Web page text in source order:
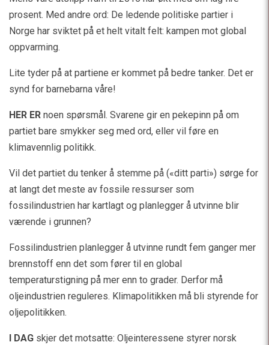
prosent. Med andre ord: De ledende politiske partier i
Norge har sviktet på et helt vitalt felt: kampen mot global
oppvarming.
Lite tyder på at partiene er kommet på bedre tanker. Det er
synd for barnebarna våre!
HER ER noen spørsmål. Svarene gir en pekepinn på om
partiet bare smykker seg med ord, eller vil føre en
klimavennlig politikk.
Vil det partiet du tenker å stemme på («ditt parti») sørge for
at langt det meste av fossile ressurser som
fossilindustrien har kartlagt og planlegger å utvinne blir
værende i grunnen?
Fossilindustrien planlegger å utvinne rundt fem ganger mer
brennstoff enn det som fører til en global
temperaturstigning på mer enn to grader. Derfor må
oljeindustrien reguleres. Klimapolitikken må bli styrende for
oljepolitikken.
I DAG skjer det motsatte: Oljeinteressene styrer norsk